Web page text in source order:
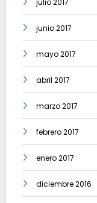
julio 2017
junio 2017
mayo 2017
abril 2017
marzo 2017
febrero 2017
enero 2017
diciembre 2016